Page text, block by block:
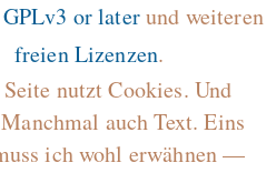
GPLv3 or laterund weiteren
freien Lizenzen.
nutzt Cookies. Und
auch Text. Eins
ich wohl erwähnen —
Nebelfest -
Rissen
Curb impacts
programming to
EU sovereignty